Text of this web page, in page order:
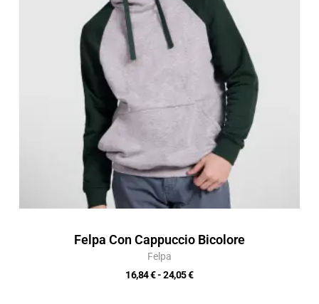
Felpa Con Cappuccio Bicolore
Felpa
16,84€- 24,05€
a
24,05 €